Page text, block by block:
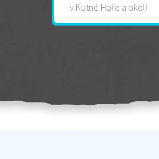
v Kutné Hoře a okolí